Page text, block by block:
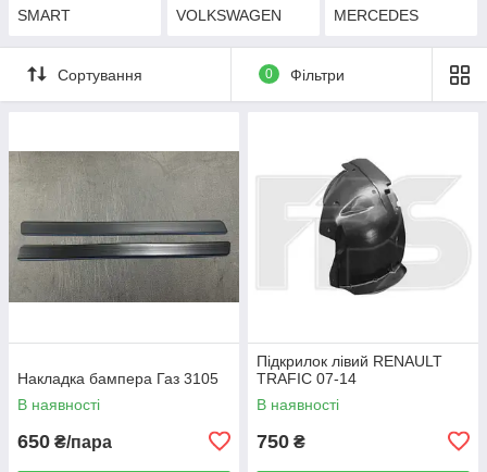
SMART VOLKSWAGEN MERCEDES
Сортування 0 Фільтри
Накладка бампера Газ 3105
В наявності
650 ₴/пара
Підкрилок лівий RENAULT
TRAFIC 07-14
В наявності
750 ₴